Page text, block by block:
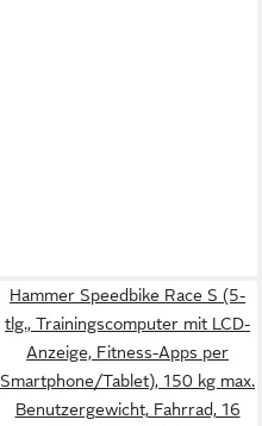
Hammer Speedbike Race S (5-
tlg., Trainingscomputer mit LCD-
Anzeige, Fitness-Apps per
Smartphone/Tablet), 150 kg max.
Benutzergewicht, Fahrrad, 16